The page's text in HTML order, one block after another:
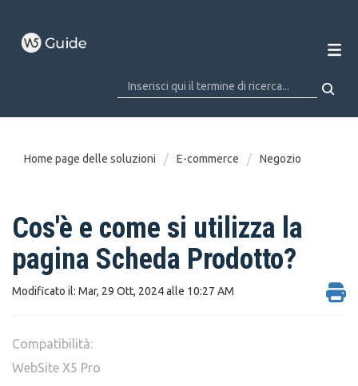
Home page delle soluzioni E-commerce Negozio
Cos'è e come si utilizza la
pagina Scheda Prodotto?
Modificato il: Mar, 29 Ott, 2024 alle 10:27 AM
Compatibilità:
WebSite X5 Pro